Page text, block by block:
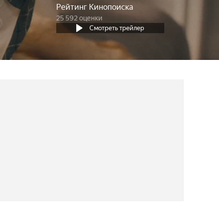
Рейтинг Кинопоиска
25 592 оценки
Смотреть трейлер